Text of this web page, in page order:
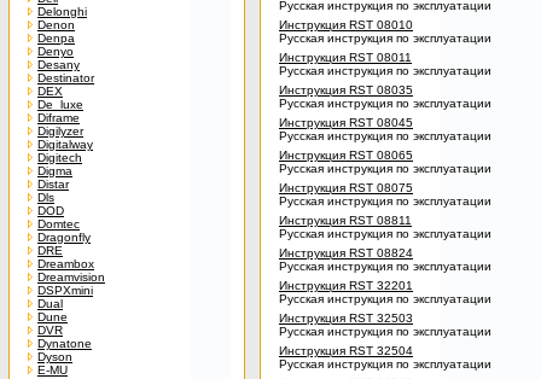
Delonghi
Denon
Denpa
Denyo
Desany
Destinator
DEX
De_luxe
Diframe
Digilyzer
Digitalway
Digitech
Digma
Distar
Dls
DOD
Domtec
Dragonfly
DRE
Dreambox
Dreamvision
DSPXmini
Dual
Dune
DVR
Dynatone
Dyson
E-MU
Русская инструкция по эксплуатации
Инструкция RST 08010
Русская инструкция по эксплуатации
Инструкция RST 08011
Русская инструкция по эксплуатации
Инструкция RST 08035
Русская инструкция по эксплуатации
Инструкция RST 08045
Русская инструкция по эксплуатации
Инструкция RST 08065
Русская инструкция по эксплуатации
Инструкция RST 08075
Русская инструкция по эксплуатации
Инструкция RST 08811
Русская инструкция по эксплуатации
Инструкция RST 08824
Русская инструкция по эксплуатации
Инструкция RST 32201
Русская инструкция по эксплуатации
Инструкция RST 32503
Русская инструкция по эксплуатации
Инструкция RST 32504
Русская инструкция по эксплуатации